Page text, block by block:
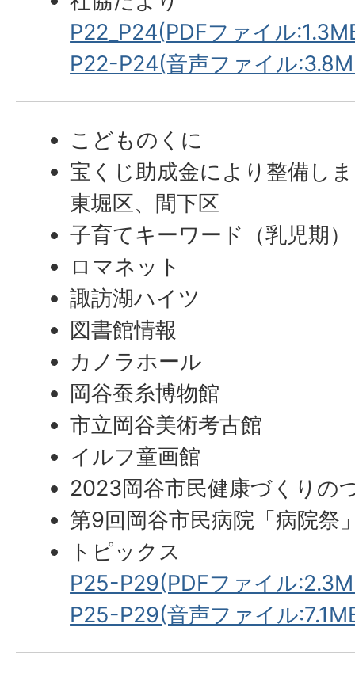
P22_P24(PDFファイル
P22-P24(音声ファイル
こどものくに
宝くじ助成金により整備し
東堀区、間下区
子育てキーワード（乳児期）
ロマネット
諏訪湖ハイツ
図書館情報
カノラホール
岡谷蚕糸博物館
市立岡谷美術考古館
イルフ童画館
2023岡谷市民健康づくりの
第9回岡谷市民病院「病院祭
トピックス
P25-P29(PDFファイル
P25-P29(音声ファイル